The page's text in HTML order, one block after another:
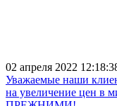
02 апреля 2022
Уважаемые наши
на увеличение цен